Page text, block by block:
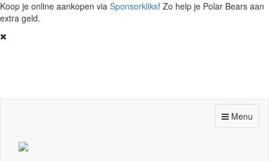
Koop je online aankopen via Sponsorkliks! Zo help je Polar Bears aan
extra geld.
Toggle
navigation
Menu